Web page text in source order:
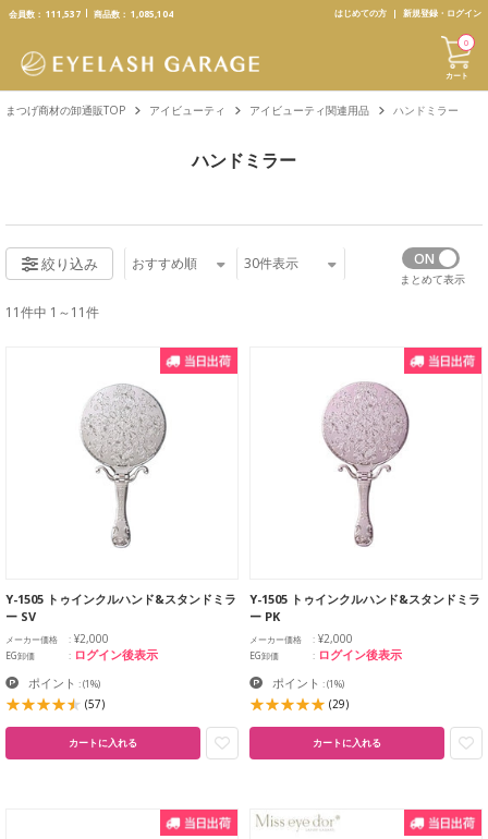
text.skipToContent
text.skipToNavigation
会員数： 111,537 商品数： 1,085,104 はじめての方 新規登録・ログイン
カート
0
まつげ商材の卸通販TOP アイビューティ アイビューティ関連用品 ハンドミラー
ハンドミラー
絞り込み おすすめ順 30件表示
まとめて表示
11件中 1～11件
Y-1505 トゥインクルハンド&スタンドミラ
ー SV
メーカー価格 ¥2,000
EG卸価 ログイン後表示
ポイント :(1%)
(57)
カートに入れる
Y-1505 トゥインクルハンド&スタンドミラ
ー PK
メーカー価格 ¥2,000
EG卸価 ログイン後表示
ポイント :(1%)
(29)
カートに入れる